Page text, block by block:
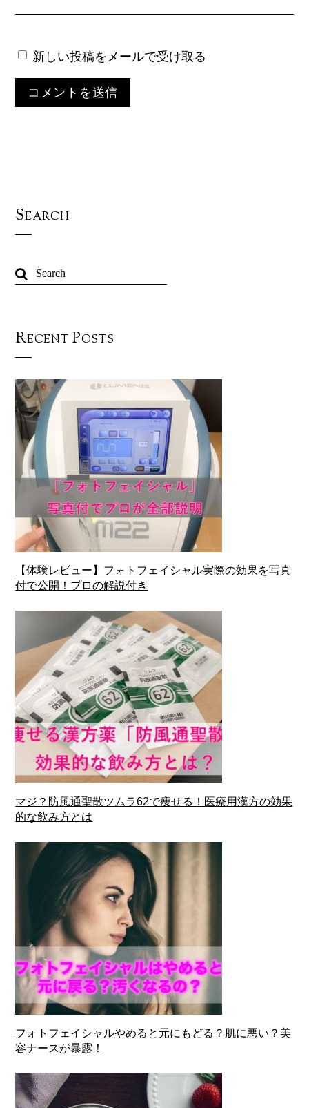
新しい投稿をメールで受け取る
Search
Recent Posts
【体験レビュー】フォトフェイシャル実際の効果を写真
付で公開！プロの解説付き
マジ？防風通聖散ツムラ62で痩せる！医療用漢方の効果
的な飲み方とは
フォトフェイシャルやめると元にもどる？肌に悪い？美
容ナースが暴露！